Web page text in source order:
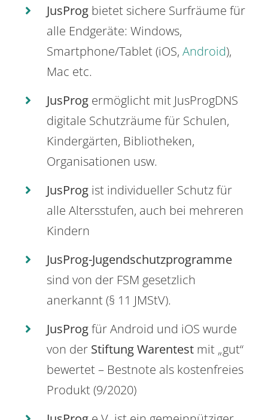
JusProg bietet sichere Surfräume für
alle Endgeräte: Windows,
Smartphone/Tablet (iOS, Android),
Mac etc.
JusProg ermöglicht mit JusProgDNS
digitale Schutzräume für Schulen,
Kindergärten, Bibliotheken,
Organisationen usw.
JusProg ist individueller Schutz für
alle Altersstufen, auch bei mehreren
Kindern
JusProg-Jugendschutzprogramme
sind von der FSM gesetzlich
anerkannt (§ 11 JMStV).
JusProgfür Android und iOS wurde
von der Stiftung Warentest mit „gut“
bewertet – Bestnote als kostenfreies
Produkt (9/2020)